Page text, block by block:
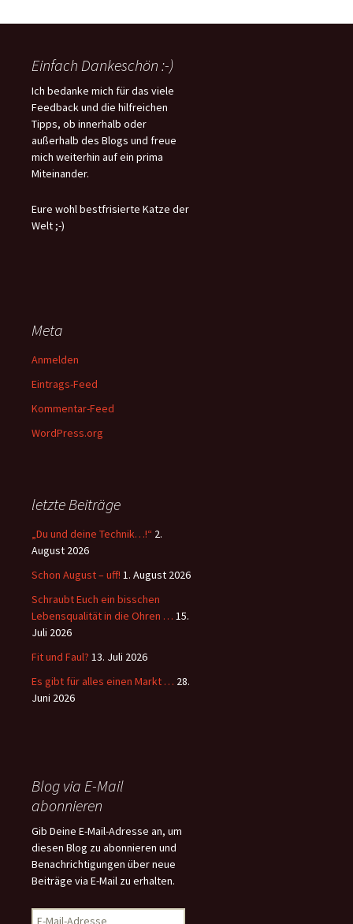
Einfach Dankeschön :-)
Ich bedanke mich für das viele
Feedback und die hilfreichen
Tipps, ob innerhalb oder
außerhalb des Blogs und freue
mich weiterhin auf ein prima
Miteinander.
Eure wohl bestfrisierte Katze der
Welt ;-)
Meta
Anmelden
Eintrags-Feed
Kommentar-Feed
WordPress.org
letzte Beiträge
„Du und deine Technik…!“ 2.
August 2026
Schon August – uff! 1. August 2026
Schraubt Euch ein bisschen
Lebensqualität in die Ohren … 15.
Juli 2026
Fit und Faul? 13. Juli 2026
Es gibt für alles einen Markt … 28.
Juni 2026
Blog via E-Mail
abonnieren
Gib Deine E-Mail-Adresse an, um
diesen Blog zu abonnieren und
Benachrichtigungen über neue
Beiträge via E-Mail zu erhalten.
E-